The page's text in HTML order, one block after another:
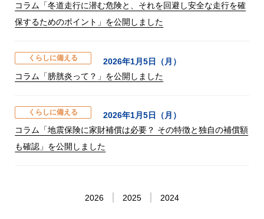
コラム「冬道走行に潜む危険と、それを回避し安全な走行を確
保するためのポイント」を公開しました
くらしに備える
2026年1月5日（月）
コラム「膀胱炎って？」を公開しました
くらしに備える
2026年1月5日（月）
コラム「地震保険に家財補償は必要？ その特徴と独自の補償額
も確認」を公開しました
2026 2025 2024